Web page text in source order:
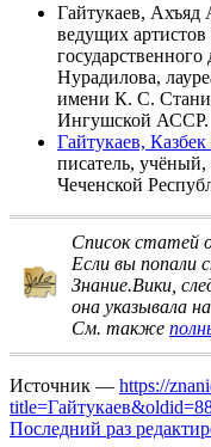
Гайтукаев, Ахъяд
ведущих
Нурадилова,
имени К. С.
Ингушской АССР.
Гайтукаев,
писатель, учёный,
Чеченской
Список статей
Если вы попали
Знание.Вики,
она указывала
См. также
Источник — https://
Последний раз